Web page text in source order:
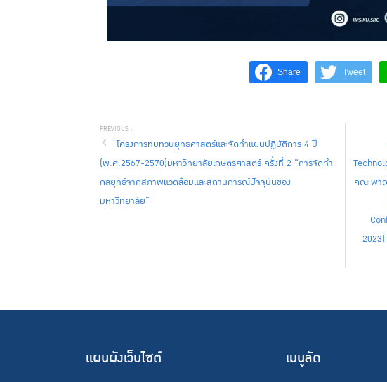
Share Tweet
โครงการทบทวนยุทธศาสตร์และจัดทำแผนปฏิบัติการ 4 ปี
(พ.ศ.2567-2570)มหาวิทยาลัยเกษตรศาสตร์ ครั้งที่ 2 “การจัดทำ
กลยุทธ์จากสภาพแวดล้อมและสถานการณ์ปัจจุบันของ
มหาวิทยาลัย”
คณะพา
แผนผังเว็บไซต์ เมนูลัด